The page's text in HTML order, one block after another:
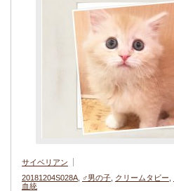
サイベリアン
20181204S028A
♂男の子 クリームタビー
血統